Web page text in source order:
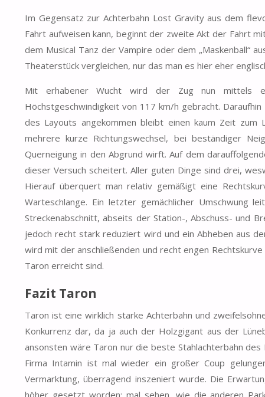
Im Gegensatz zur Achterbahn Lost Gravity aus dem
Fahrt aufweisen kann, beginnt der zweite Akt der Fahrt
dem Musical Tanz der Vampire oder dem „Maskenball“
Theaterstück vergleichen, nur das man es hier eher
Mit erhabener Wucht wird der Zug nun mittels
Höchstgeschwindigkeit von 117 km/h gebracht.
des Layouts angekommen bleibt einen kaum Zeit zum
mehrere kurze Richtungswechsel, bei beständiger
Querneigung in den Abgrund wirft. Auf dem
dieser Versuch scheitert. Aller guten Dinge sind drei,
Hierauf überquert man relativ gemäßigt eine
Warteschlange. Ein letzter gemächlicher Umschwung
Streckenabschnitt, abseits der Station-, Abschuss- und
jedoch recht stark reduziert wird und ein Abheben aus
wird mit der anschließenden und recht engen
Taron erreicht sind.
Fazit Taron
Taron ist eine wirklich starke Achterbahn und
Konkurrenz dar, da ja auch der Holzgigant aus der
ansonsten wäre Taron nur die beste Stahlachterbahn
Firma Intamin ist mal wieder ein großer Coup
Vermarktung, überragend inszeniert wurde. Die
höher gesetzt worden; mal sehen, wie die anderen